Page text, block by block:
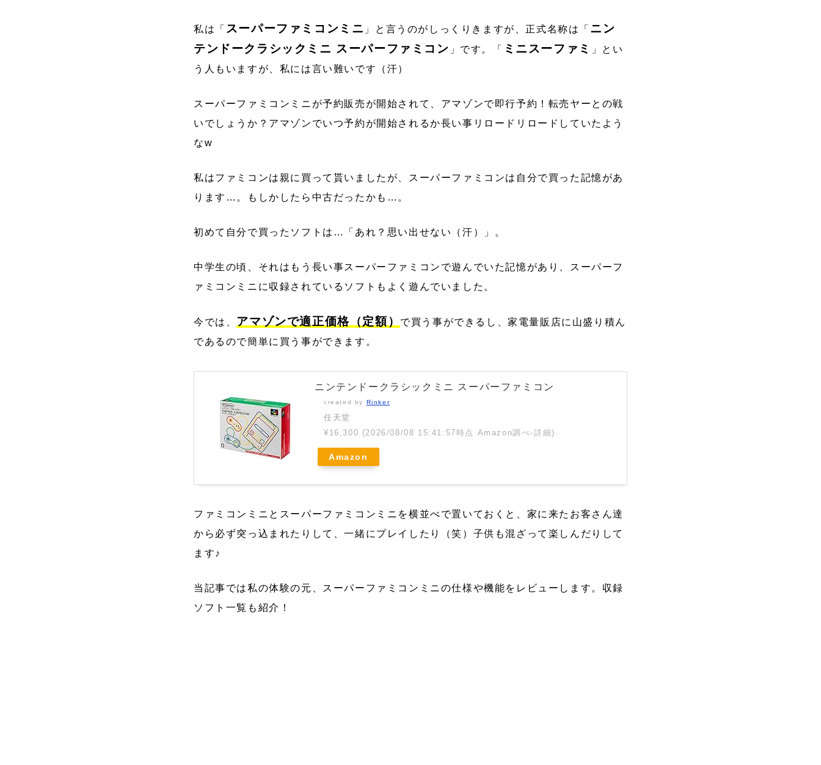
私は「 スーパーファミコンミニ 」と言うのがしっくりきますが、正式名称は「 ニン
テンドークラシックミニ スーパーファミコン 」です。「 ミニスーファミ
」とい
う人もいますが、私には言い難いです（汗）
スーパーファミコンミニが予約販売が開始されて、アマゾンで即行予約！転売ヤーとの戦
いでしょうか？アマゾンでいつ予約が開始されるか長い事リロードリロードしていたよう
なw
私はファミコンは親に買って貰いましたが、スーパーファミコンは自分で買った記憶があ
ります…。もしかしたら中古だったかも…。
初めて自分で買ったソフトは…「あれ？思い出せない（汗）」。
中学生の頃、それはもう長い事スーパーファミコンで遊んでいた記憶があり、スーパーフ
ァミコンミニに収録されているソフトもよく遊んでいました。
今では、 アマゾンで適正価格（定額）
で買う事ができるし、家電量販店に山盛り積ん
であるので簡単に買う事ができます。
ニンテンドークラシックミニ スーパーファミコン
created by Rinker
任天堂
¥16,300 (2026/08/08 15:41:57時点 Amazon調べ-詳細)
Amazon
ファミコンミニとスーパーファミコンミニを横並べで置いておくと、家に来たお客さん達
から必ず突っ込まれたりして、一緒にプレイしたり（笑）子供も混ざって楽しんだりして
ます♪
当記事では私の体験の元、スーパーファミコンミニの仕様や機能をレビューします。収録
ソフト一覧も紹介！